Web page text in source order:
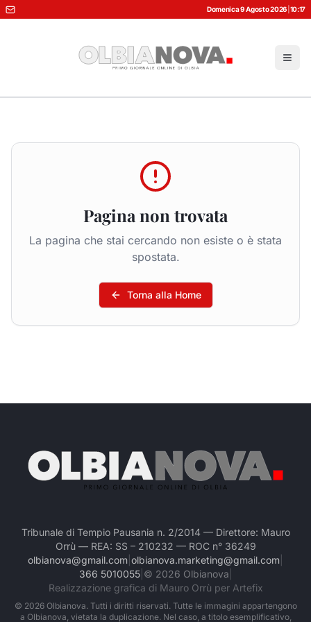
Domenica 9 Agosto 2026 10:17
Pagina non trovata
La pagina che stai cercando non esiste o è stata
spostata.
Torna alla Home
Tribunale di Tempio Pausania n. 2/2014 — Direttore: Mauro
Orrù — REA: SS – 210232 — ROC n° 36249
olbianova@gmail.com olbianova.marketing@gmail.com
366 5010055| © 2026 Olbianova
Realizzazione grafica di Mauro Orrù per Artefix
© 2026Olbianova. Tutti i diritti riservati. Tutte le immagini appartengono
a Olbianova, vietata la duplicazione. Nel caso, a titolo esemplificativo,